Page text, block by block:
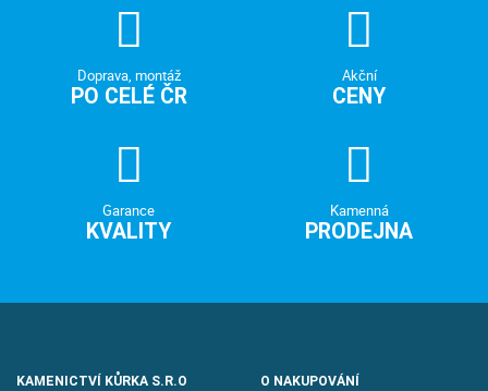
Doprava, montáž
PO CELÉ ČR
Akční
CENY
Garance
KVALITY
Kamenná
PRODEJNA
KAMENICTVÍ KŮRKA S.R.O O NAKUPOVÁNÍ